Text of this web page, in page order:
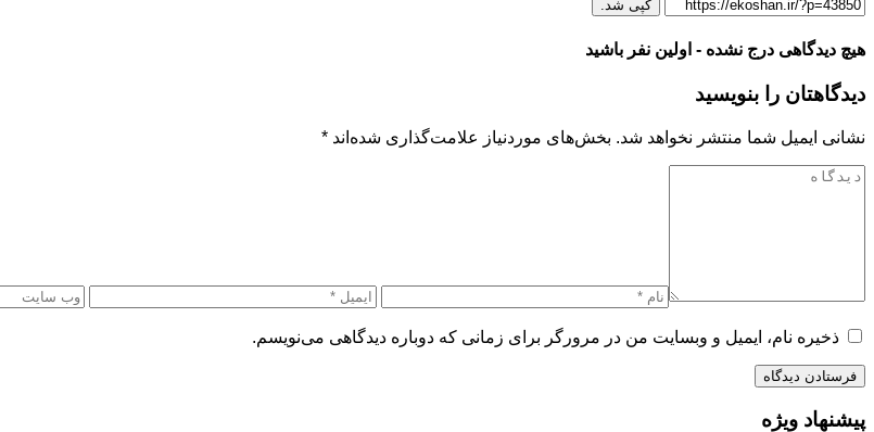
کپی شد.
هیچ دیدگاهی درج نشده - اولین نفر باشید
دیدگاهتان را بنویسید
نشانی ایمیل شما منتشر نخواهد شد. بخش‌های موردنیاز علامت‌گذاری شده‌اند *
ذخیره نام، ایمیل و وبسایت من در مرورگر برای زمانی که دوباره دیدگاهی می‌نویسم.
پیشنهاد ویژه